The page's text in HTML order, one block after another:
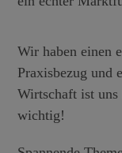
Wir haben einen
Praxisbezug und
Wirtschaft ist
wichtig!